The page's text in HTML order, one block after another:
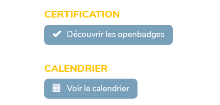
CERTIFICATION
Découvrir les openbadges
CALENDRIER
Voir le calendrier